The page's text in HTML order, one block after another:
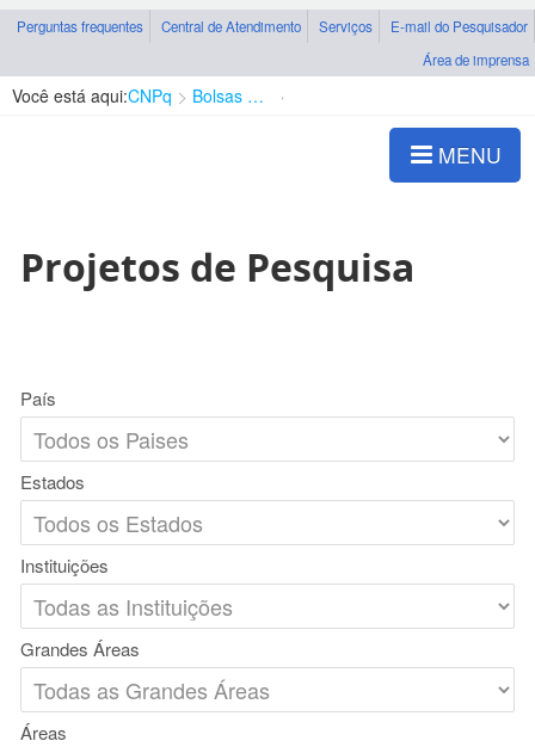
Perguntas frequentes Central de Atendimento Serviços
E-mail do Pesquisador
Área de imprensa
Você está aqui:CNPq Bolsas e Auxílios Vigentes
MENU
Projetos de Pesquisa
País
Estados
Instituições
Grandes Áreas
Áreas